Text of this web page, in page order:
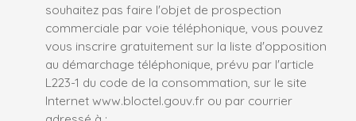
souhaitez pas faire l'objet de prospection
commerciale par voie téléphonique, vous pouvez
vous inscrire gratuitement sur la liste d'opposition
au démarchage téléphonique, prévu par l'article
L223-1 du code de la consommation, sur le site
Internet www.bloctel.gouv.fr ou par courrier